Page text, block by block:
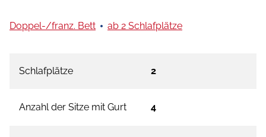
Doppel-/franz. Bett ab 2 Schlafplätze
Schlafplätze 2
Anzahl der Sitze mit Gurt 4